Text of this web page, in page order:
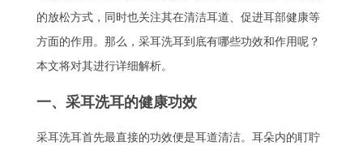
的放松方式，同时也关注其在清洁耳道、促进耳部健康等
方面的作用。那么，采耳洗耳到底有哪些功效和作用呢？
本文将对其进行详细解析。
一、采耳洗耳的健康功效
采耳洗耳首先最直接的功效便是耳道清洁。耳朵内的耵聍